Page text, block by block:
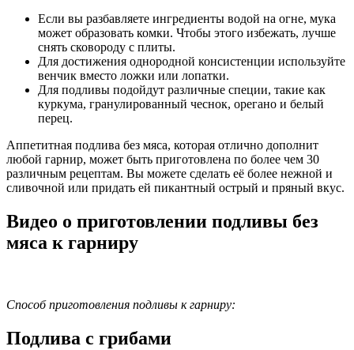
Если вы разбавляете ингредиенты водой на огне, мука
может образовать комки. Чтобы этого избежать, лучше
снять сковороду с плиты.
Для достижения однородной консистенции используйте
венчик вместо ложки или лопатки.
Для подливы подойдут различные специи, такие как
куркума, гранулированный чеснок, орегано и белый
перец.
Аппетитная подлива без мяса, которая отлично дополнит
любой гарнир, может быть приготовлена по более чем 30
различным рецептам. Вы можете сделать её более нежной и
сливочной или придать ей пикантный острый и пряный вкус.
Видео о приготовлении подливы без
мяса к гарниру
Способ приготовления подливы к гарниру:
Подлива с грибами